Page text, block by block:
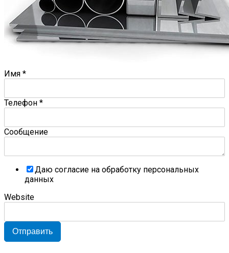
Имя *
Телефон *
Сообщение
Даю согласие на обработку персональных
данных
Website
Отправить